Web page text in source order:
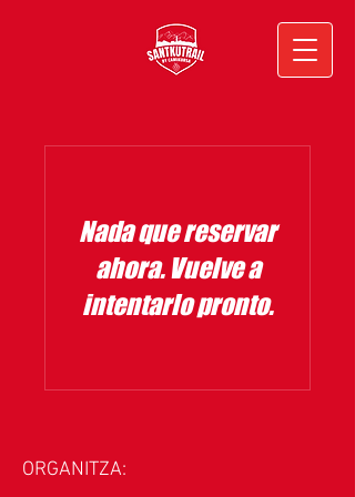
Nada que reservar
ahora. Vuelve a
intentarlo pronto.
ORGANITZA: